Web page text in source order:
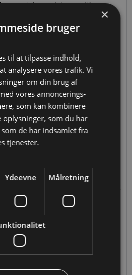
: Vi ser videoen “Space
og Danish Aerospace
arbejder med
viden omkring behovet for
ved træning i rummet.
på, hvilke
er ved at lave træning i
Vi laver skitsetegninger af
og tester delelementer.
en prototype af
til rumstationen.
en peer-to-peer-session
hvor vi får feedback
og
laver en præsentation af
vi dels forklarer vores ide,
skitse.
×
bruger
til at tilpasse indhold,
analysere vores trafik. Vi
om din brug af
vores annoncerings-
som kan kombinere
oplysninger, som du har
de har indsamlet fra
tjenester.
Ydeevne Målretning